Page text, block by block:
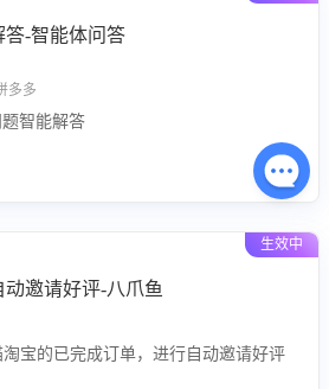
答-智能体问答
多
智能解答
生效中
动邀请好评-八爪鱼
宝的已完成订单，进行自动邀请好评